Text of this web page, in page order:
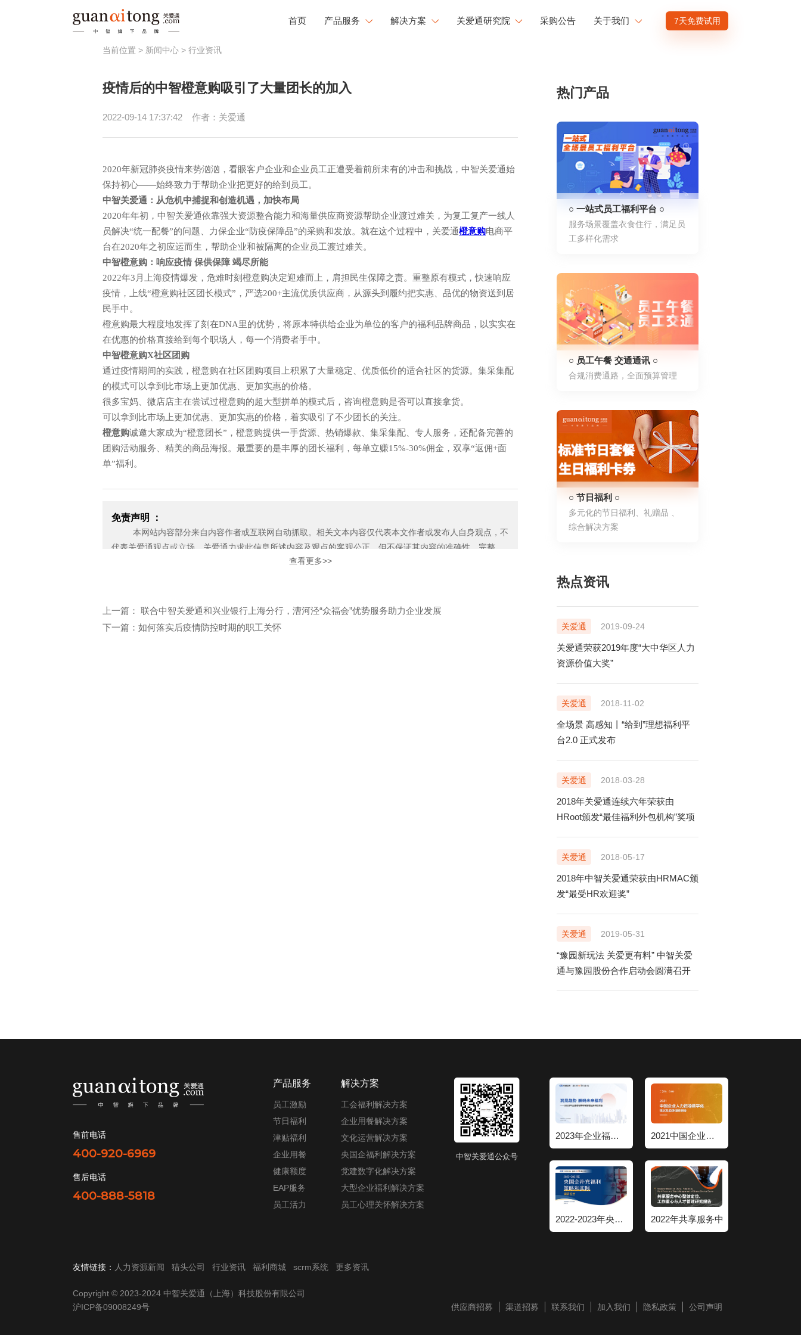
首页 产品服务
员工激励
健康管理
商业赋能
解决方案 关爱通研究院 采购公告 关于我们
投资者关系
供应商招募
渠道招募
7天免费试用
当前位置 > 新闻中心 > 行业资讯
疫情后的中智橙意购吸引了大量团长的加入
2022-09-14 17:37:42 作者：关爱通
2020年新冠肺炎疫情来势汹汹，看眼客户企业和企业员工正遭受着前所未有的冲击和挑战，中智关爱通始
保持初心——始终致力于帮助企业把更好的给到员工 。
中智关爱通 ：从危机中捕捉和创造机遇，加快布局
2020年年初，中智关爱通依靠强大资源整合能力和海量供应商资源帮助企业渡过难关，为复工复产一线人
员解决“统一配餐”的问题、力保企业“防疫保障品”的采购和发放。 就在这个过程中，关爱通橙意购电商平
台在2020年之初应运而生，帮助企业和被隔离的企业员工渡过难关。
中智橙意购 ： 响应疫情 保供保障 竭尽所能
2022年3月上海疫情爆发， 危难时刻橙意购决定迎难而上 ， 肩担 民生保障之责。重整原有模式，快速响应
疫情，
上线“橙意购社区 团长模式”， 严选200+主流优质供应商，从源头到履约把实惠、品优的物资送到居
民手中。
橙意购最大程度地发挥了刻在DNA里的优势，将原本特供给企业为单位的客户的福利品牌商品，以实实在
在优惠的价格直接给到每个职场人，每一个消费者手中。
中智橙意购X社区团购
通过疫情期间的实践， 橙意购在社区团购项目上积累了大量稳定、优质低价的适合社区的货源。集采集配
的模式可以拿到比市场上更加优惠、更加实惠的价格。
很多宝妈、微店店主在尝试过橙意购的超大型拼单的模式后，咨询橙意购是否可以直接拿货。
可以拿到比市场上更加优惠、更加实惠的价格，着实吸引了不少团长的关注。
橙意购诚邀大家成为“橙意团长”，橙意购提供一手货源、热销爆款、集采集配、专人服务，还配备完善的
团购活动服务、精美的商品海报。最重要的是丰厚的团长福利，每单立赚15%-30%佣金， 双享“返佣+面
单”福利。
免责声明 ：
本网站内容部分来自内容作者或互联网自动抓取。相关文本内容仅代表本文作者或发布人自身观点，不
代表关爱通观点或立场。关爱通力求此信息所述内容及观点的客观公正，但不保证其内容的准确性、完整
性，也不保证未来内容不会发生变更。 如本网展示内容的作者及编辑认为其作品不宜上网供大家浏览，或不
邮箱：yan.zheng@guanaitong.com
查看更多>>
上一篇： 联合中智关爱通和兴业银行上海分行，漕河泾“众福会”优势服务助力企业发展
下一篇：如何落实后疫情防控时期的职工关怀
热门产品
○ 一站式员工福利平台 ○
服务场景覆盖衣食住行，满足员
工多样化需求
○ 员工午餐 交通通讯 ○
合规消费通路，全面预算管理
○ 节日福利 ○
多元化的节日福利、礼赠品 、
综合解决方案
热点资讯
关爱通 2019-09-24
关爱通荣获2019年度“大中华区人力
资源价值大奖”
关爱通 2018-11-02
全场景 高感知丨“给到”理想福利平
台2.0 正式发布
关爱通 2018-03-28
2018年关爱通连续六年荣获由
HRoot颁发“最佳福利外包机构”奖项
关爱通 2018-05-17
2018年中智关爱通荣获由HRMAC颁
发“最受HR欢迎奖”
关爱通 2019-05-31
“豫园新玩法 关爱更有料” 中智关爱
通与豫园股份合作启动会圆满召开
400-888-5818
售前电话
400-920-6969
售后电话
400-888-5818
产品服务
员工激励
节日福利
津贴福利
企业用餐
健康额度
EAP服务
员工活力
解决方案
工会福利解决方案
企业用餐解决方案
文化运营解决方案
央国企福利解决方案
党建数字化解决方案
大型企业福利解决方案
员工心理关怀解决方案
中智关爱通公众号
2023年企业福利策略和管理趋势调研报告 2021中国企业人力资源数字化现状和趋势调研报告
2022-2023年央国企补充福利策略和实践调研报告 2022年共享服务中心整体定位工作重
友情链接： 人力资源新闻 猎头公司 行业资讯 福利商城 scrm系统 更多资讯
Copyright © 2023-2024 中智关爱通（上海）科技股份有限公司
沪ICP备09008249号
供应商招募 渠道招募 联系我们
地址: 上海市徐汇区沪闵路9299号中智大厦9楼
加入我们 隐私政策 公司声明
中智关爱通（上海）科技股份有限公司